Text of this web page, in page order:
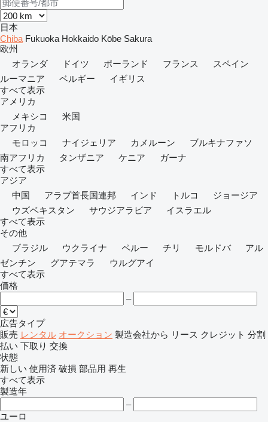
日本
Chiba Fukuoka Hokkaido Kōbe Sakura
欧州
オランダ
ドイツ ポーランド フランス
スペイン
ルーマニア
ベルギー
イギリス
すべて表示
アメリカ
メキシコ
米国
アフリカ
モロッコ
ナイジェリア カメルーン
ブルキナファソ
南アフリカ
タンザニア ケニア
ガーナ
すべて表示
アジア
中国
アラブ首長国連邦 インド トルコ
ジョージア
ウズベキスタン
サウジアラビア
イスラエル
すべて表示
その他
ブラジル
ウクライナ ペルー チリ モルドバ
アル
ゼンチン
グアテマラ
ウルグアイ
すべて表示
価格
–
広告タイプ
販売 レンタル オークション 製造会社から リース クレジット 分割
払い 下取り 交換
状態
新しい 使用済 破損 部品用 再生
すべて表示
製造年
–
ユーロ